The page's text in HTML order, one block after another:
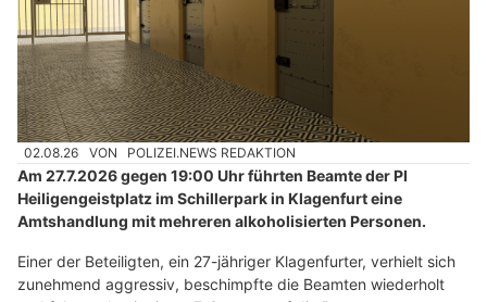
02.08.26 VON POLIZEI.NEWS REDAKTION
Am 27.7.2026 gegen 19:00 Uhr führten Beamte der PI
Heiligengeistplatz im Schillerpark in Klagenfurt eine
Amtshandlung mit mehreren alkoholisierten Personen.
Einer der Beteiligten, ein 27-jähriger Klagenfurter, verhielt sich
zunehmend aggressiv, beschimpfte die Beamten wiederholt